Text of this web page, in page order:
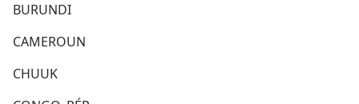
BURUNDI
CAMEROUN
CHUUK